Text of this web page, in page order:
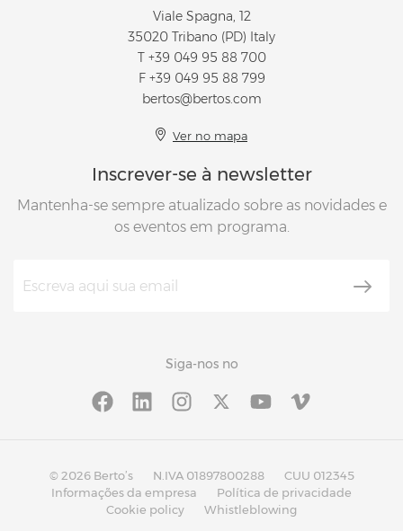
Viale Spagna, 12
35020 Tribano (PD) Italy
T +39 049 95 88 700
F +39 049 95 88 799
bertos@bertos.com
Ver no mapa
Inscrever-se à newsletter
Mantenha-se sempre atualizado sobre as novidades e
os eventos em programa.
Siga-nos no
© 2026 Berto’s N.IVA 01897800288
CUU 012345
Informações da empresa
Política de privacidade
Cookie policy
Whistleblowing